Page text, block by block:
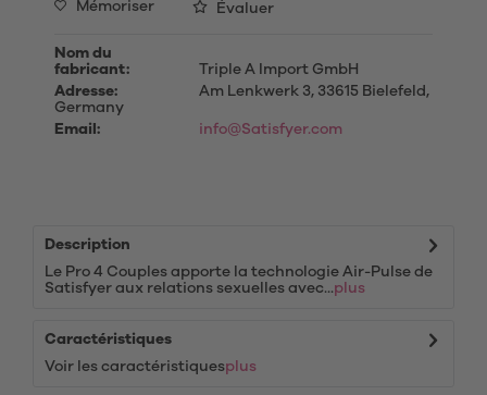
Mémoriser Évaluer
Nom du
fabricant:
Triple A Import GmbH
Adresse:
Am Lenkwerk 3, 33615 Bielefeld,
Germany
Email:
info@Satisfyer.com
Description
Le Pro 4 Couples apporte la technologie Air-Pulse de
Satisfyer aux relations sexuelles avec...plus
Caractéristiques
Voir les caractéristiquesplus